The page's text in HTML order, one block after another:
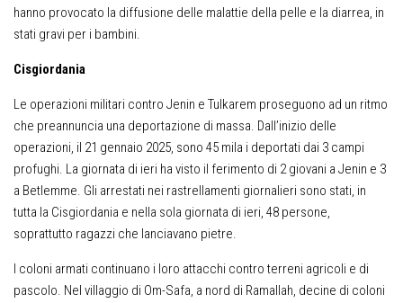
hanno provocato la diffusione delle malattie della pelle e la diarrea, in
stati gravi per i bambini.
Cisgiordania
Le operazioni militari contro Jenin e Tulkarem proseguono ad un ritmo
che preannuncia una deportazione di massa. Dall’inizio delle
operazioni, il 21 gennaio 2025, sono 45 mila i deportati dai 3 campi
profughi. La giornata di ieri ha visto il ferimento di 2 giovani a Jenin e 3
a Betlemme. Gli arrestati nei rastrellamenti giornalieri sono stati, in
tutta la Cisgiordania e nella sola giornata di ieri, 48 persone,
soprattutto ragazzi che lanciavano pietre.
I coloni armati continuano i loro attacchi contro terreni agricoli e di
pascolo. Nel villaggio di Om-Safa, a nord di Ramallah, decine di coloni